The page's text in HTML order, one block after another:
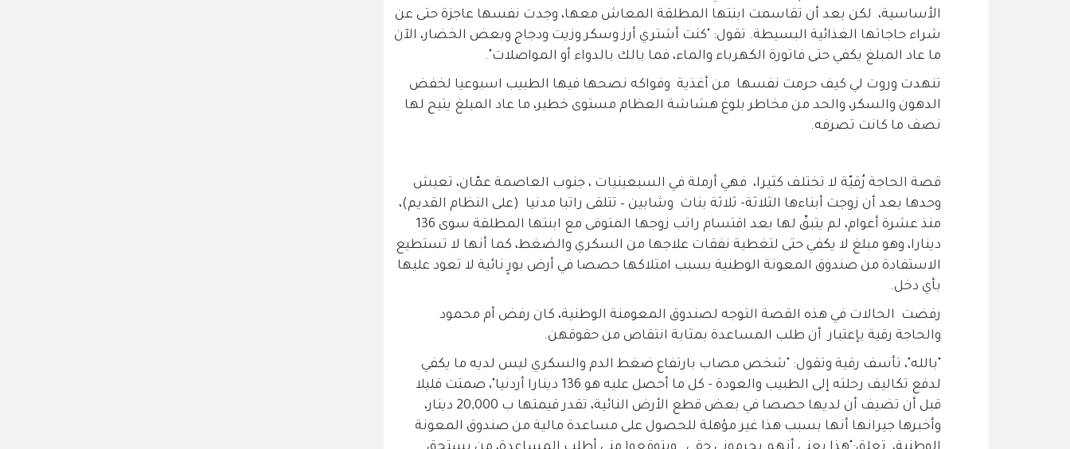
الأساسية، لكن بعد أن تقاسمت ابنتها المطلقة المعاش معها، وجدت نفسها عاجزة حتى عن
شراء حاجاتها الغذائية البسيطة. تقول: "كنت أشتري أرز وسكر وزيت ودجاج وبعض الخضار، الآن
ما عاد المبلغ يكفي حتى فاتورة الكهرباء والماء، فما بالك بالدواء أو المواصلات".
تنهدت وروت لي كيف حرمت نفسها من أغذية وفواكه نصحها فيها الطبيب اسبوعيا لخفض
الدهون والسكر، والحد من مخاطر بلوغ هشاشة العظام مستوى خطير، ما عاد المبلغ يتيح لها
نصف ما كانت تصرفه.
قصة الحاجة رُقيّة لا تختلف كثيرا، فهي أرملة في السبعينيات ، جنوب العاصمة عمّان، تعيش
وحدها بعد أن زوجت أبناءها الثلاثة- ثلاثة بنات وشابين – تتلقى راتبا مدنيا (على النظام القديم)،
منذ عشرة أعوام، لم يتبقّ لها بعد اقتسام راتب زوجها المتوفى مع ابنتها المطلقة سوى 136
دينارا، وهو مبلغ لا يكفي حتى لتغطية نفقات علاجها من السكري والضغط، كما أنها لا تستطيع
الاستفادة من صندوق المعونة الوطنية بسبب امتلاكها حصصا في أرض بورٍ نائية لا تعود عليها
بأي دخل.
رفضت الحالات في هذه القصة التوجه لصندوق المعومنة الوطنية، كان رفض أم محمود
والحاجة رقية بإعتبار أن طلب المساعدة بمثابة انتقاص من حقوقهن.
"بالله"، تأسف رقية وتقول: "شخص مصاب بارتفاع ضغط الدم والسكري ليس لديه ما يكفي
لدفع تكاليف رحلته إلى الطبيب والعودة - كل ما أحصل عليه هو 136 دينارا أردنيا"، صمتت قليلا
قبل أن تضيف أن لديها حصصا في بعض قطع الأرض النائية، تقدر قيمتها ب 20,000 دينار،
وأخبرها جيرانها أنها بسبب هذا غير مؤهلة للحصول على مساعدة مالية من صندوق المعونة